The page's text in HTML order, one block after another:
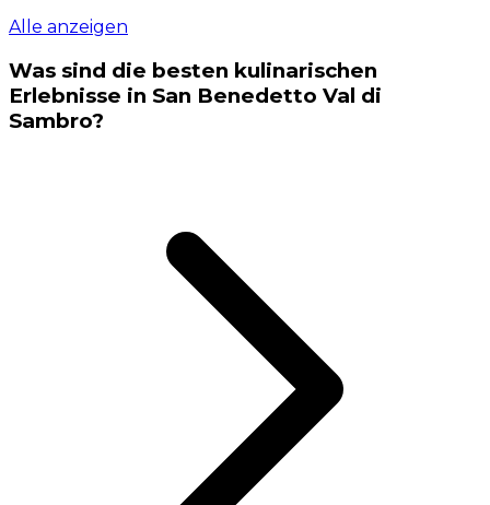
Alle anzeigen
Was sind die besten kulinarischen
Erlebnisse in San Benedetto Val di
Sambro?